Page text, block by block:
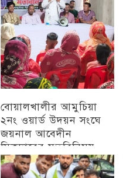
বোয়ালখালীর আমুচিয়া
২নং ওয়ার্ড উদয়ন সংঘে
জয়নাল আবেদীন
সিকদারের মতবিনিময়
অন্যান্য